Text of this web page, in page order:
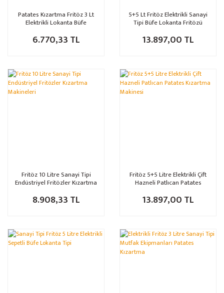
Patates Kızartma Fritöz 3 Lt
Elektrikli Lokanta Büfe
6.770,33 TL
5+5 Lt Fritöz Elektrikli Sanayi
Tipi Büfe Lokanta Fritözü
13.897,00 TL
Fritöz 10 Litre Sanayi Tipi
Endüstriyel Fritözler Kızartma
8.908,33 TL
Fritöz 5+5 Litre Elektrikli Çift
Hazneli Patlıcan Patates
13.897,00 TL